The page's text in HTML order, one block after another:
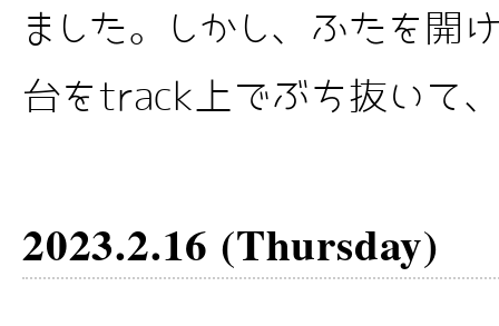
ました。しかし、ふたを開
台をtrack上でぶち抜いて
2023.2.16 (Thursday)